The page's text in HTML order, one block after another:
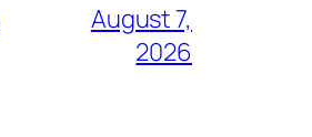
August 7,
2026